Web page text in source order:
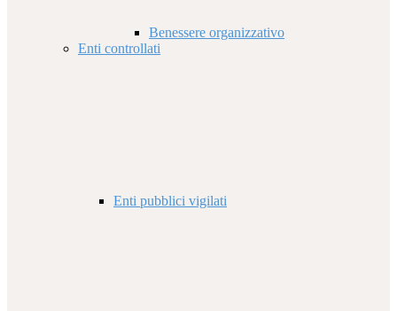
Benessere organizzativo
Enti controllati
Enti pubblici vigilati